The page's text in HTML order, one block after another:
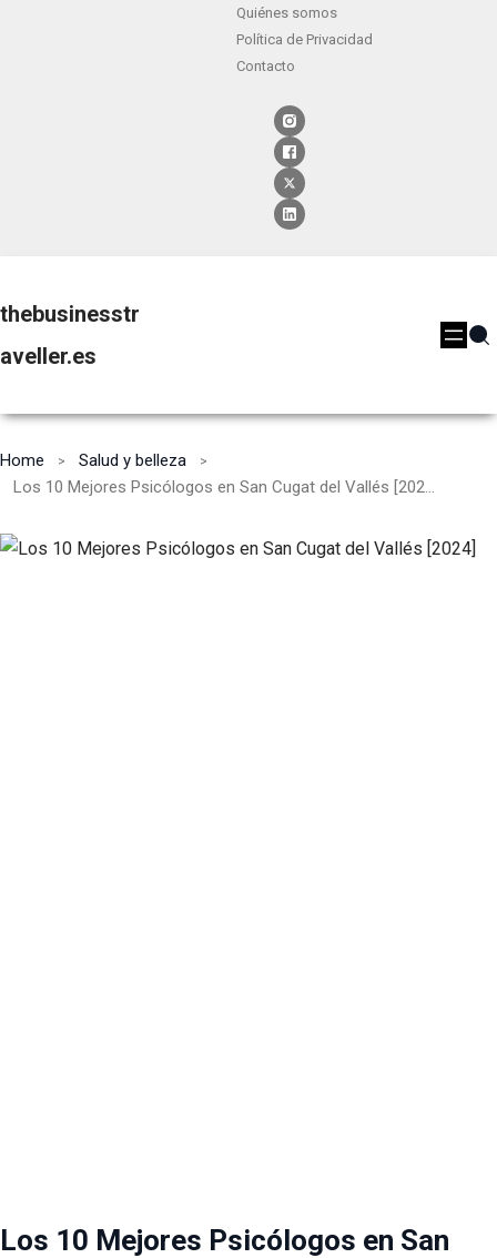
Quiénes somos
Política de Privacidad
Contacto
thebusinesstr
aveller.es
Home
Salud y belleza
Los 10 Mejores Psicólogos en San Cugat del Vallés [2024]
Los 10 Mejores Psicólogos en San